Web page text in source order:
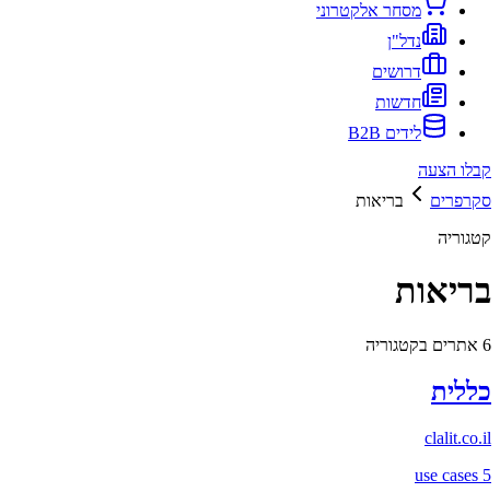
מסחר אלקטרוני
נדל"ן
דרושים
חדשות
לידים B2B
קבלו הצעה
סקרפרים
בריאות
קטגוריה
בריאות
6 אתרים בקטגוריה
כללית
clalit.co.il
5